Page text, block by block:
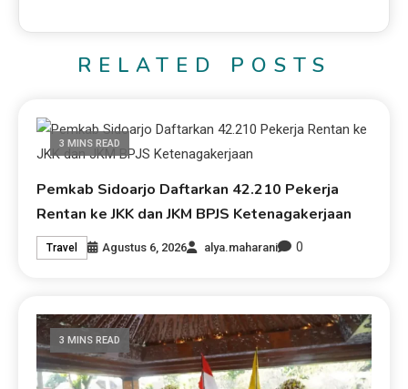
RELATED POSTS
3 MINS READ
Pemkab Sidoarjo Daftarkan 42.210 Pekerja
Rentan ke JKK dan JKM BPJS Ketenagakerjaan
Travel Agustus 6, 2026 alya.maharani 0
3 MINS READ